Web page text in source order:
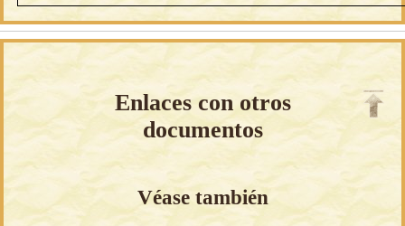
Enlaces con otros
documentos
Véase también